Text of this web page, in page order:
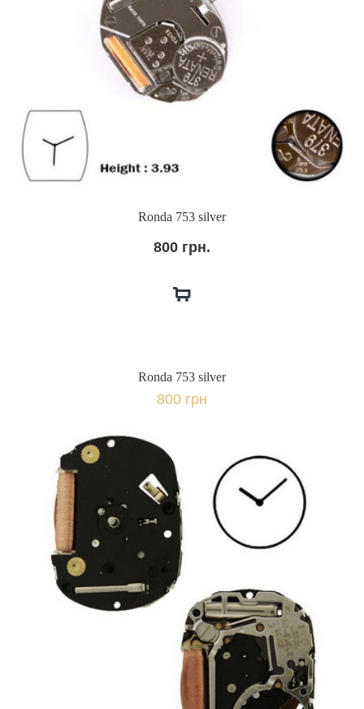
Ronda 753 silver
800 грн.
Ronda 753 silver
800 грн